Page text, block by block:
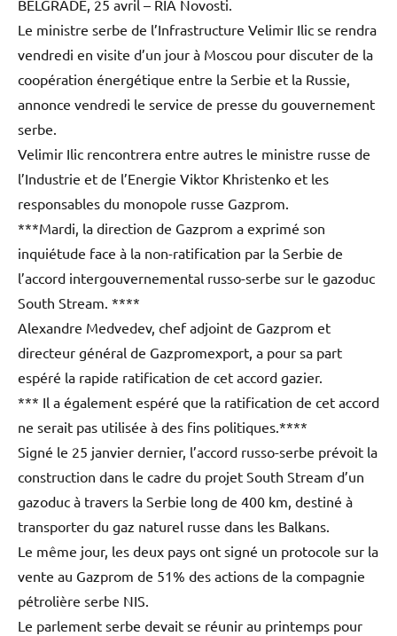
BELGRADE, 25 avril – RIA Novosti.
Le ministre serbe de l’Infrastructure Velimir Ilic se rendra
vendredi en visite d’un jour à Moscou pour discuter de la
coopération énergétique entre la Serbie et la Russie,
annonce vendredi le service de presse du gouvernement
serbe.
Velimir Ilic rencontrera entre autres le ministre russe de
l’Industrie et de l’Energie Viktor Khristenko et les
responsables du monopole russe Gazprom.
***Mardi, la direction de Gazprom a exprimé son
inquiétude face à la non-ratification par la Serbie de
l’accord intergouvernemental russo-serbe sur le gazoduc
South Stream. ****
Alexandre Medvedev, chef adjoint de Gazprom et
directeur général de Gazpromexport, a pour sa part
espéré la rapide ratification de cet accord gazier.
*** Il a également espéré que la ratification de cet accord
ne serait pas utilisée à des fins politiques.****
Signé le 25 janvier dernier, l’accord russo-serbe prévoit la
construction dans le cadre du projet South Stream d’un
gazoduc à travers la Serbie long de 400 km, destiné à
transporter du gaz naturel russe dans les Balkans.
Le même jour, les deux pays ont signé un protocole sur la
vente au Gazprom de 51% des actions de la compagnie
pétrolière serbe NIS.
Le parlement serbe devait se réunir au printemps pour